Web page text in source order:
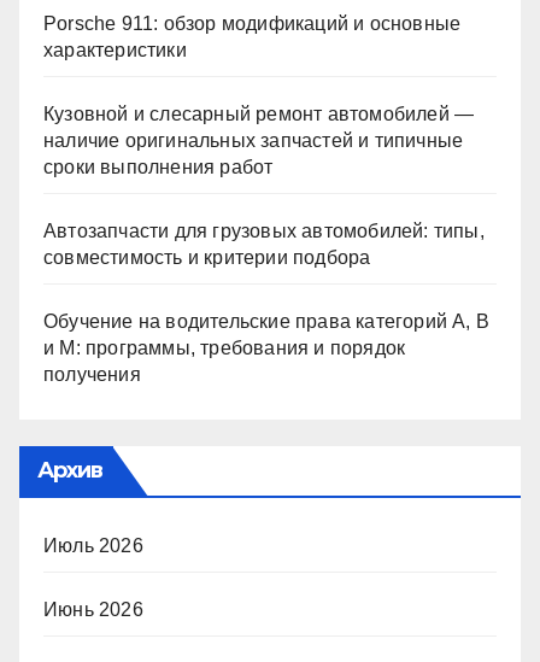
Porsche 911: обзор модификаций и основные
характеристики
Кузовной и слесарный ремонт автомобилей —
наличие оригинальных запчастей и типичные
сроки выполнения работ
Автозапчасти для грузовых автомобилей: типы,
совместимость и критерии подбора
Обучение на водительские права категорий A, B
и M: программы, требования и порядок
получения
Архив
Июль 2026
Июнь 2026